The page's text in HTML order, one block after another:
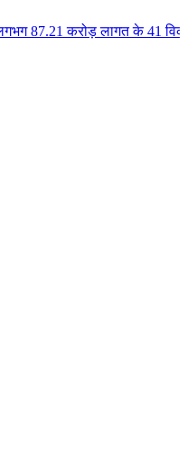
विकास कार्यों का किया